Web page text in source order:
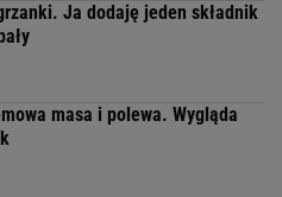
Ja dodaję jeden składnik
masa i polewa. Wygląda